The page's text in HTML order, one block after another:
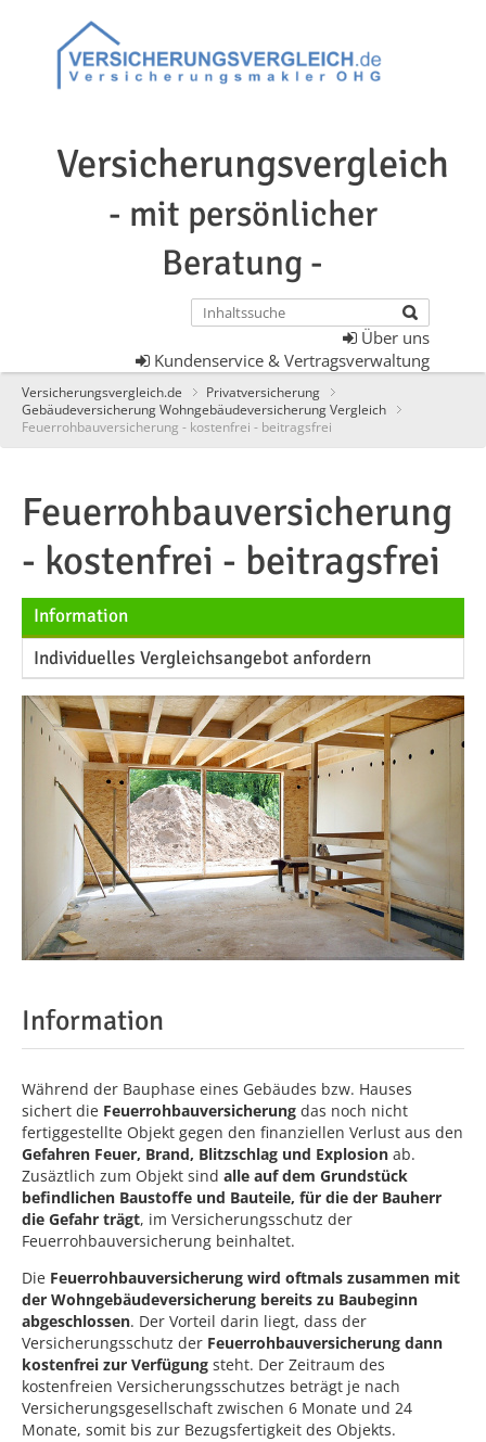
Versicherungsvergleich
- mit persönlicher
Beratung -
Über uns
Kundenservice & Vertragsverwaltung
Versicherungsvergleich.de
Privatversicherung
Gebäudeversicherung Wohngebäudeversicherung Vergleich
Feuerrohbauversicherung - kostenfrei - beitragsfrei
Feuerrohbauversicherung
- kostenfrei - beitragsfrei
Information
Individuelles Vergleichsangebot anfordern
Information
Während der Bauphase eines Gebäudes bzw. Hauses
sichert die Feuerrohbauversicherung das noch nicht
fertiggestellte Objekt gegen den finanziellen Verlust aus den
Gefahren Feuer, Brand, Blitzschlag und Explosion ab.
Zusäztlich zum Objekt sind alle auf dem Grundstück
befindlichen Baustoffe und Bauteile, für die der Bauherr
die Gefahr trägt, im Versicherungsschutz der
Feuerrohbauversicherung beinhaltet.
Die Feuerrohbauversicherung wird oftmals zusammen mit
der Wohngebäudeversicherung bereits zu Baubeginn
abgeschlossen. Der Vorteil darin liegt, dass der
Versicherungsschutz der Feuerrohbauversicherung dann
kostenfrei zur Verfügung steht. Der Zeitraum des
kostenfreien Versicherungsschutzes beträgt je nach
Versicherungsgesellschaft zwischen 6 Monate und 24
Monate, somit bis zur Bezugsfertigkeit des Objekts.